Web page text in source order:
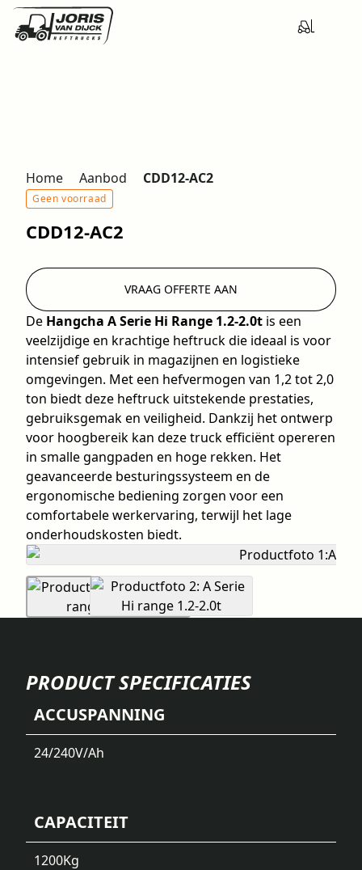
Home Aanbod CDD12-AC2
Geen voorraad
CDD12-AC2
De Hangcha A Serie Hi Range 1.2-2.0t is een
veelzijdige en krachtige heftruck die ideaal is voor
intensief gebruik in magazijnen en logistieke
omgevingen. Met een hefvermogen van 1,2 tot 2,0
ton biedt deze heftruck uitstekende prestaties,
gebruiksgemak en veiligheid. Dankzij het ontwerp
voor hoogbereik kan deze truck efficiënt opereren
in smalle gangpaden en hoge rekken. Het
geavanceerde besturingssysteem en de
ergonomische bediening zorgen voor een
comfortabele werkervaring, terwijl het lage
onderhoudskosten biedt.
VRAAG OFFERTE AAN
PRODUCT SPECIFICATIES
ACCUSPANNING
24/240V/Ah
CAPACITEIT
1200Kg